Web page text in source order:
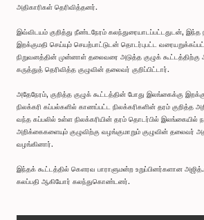
அதிகாரிகள் தெரிவித்தனர்.
இவ்விடயம் குறித்து நீண்டநேரம் கலந்துரையாடப்பட்டதுடன், இந்த
இறக்குமதி செய்யும் செயற்பாட்டுடன் தொடர்புபட்ட
நிறுவனத்தின் முன்னாள் தலைவரை அடுத்த குழுக் கூட்டத்திற்கு
கருத்துத் தெரிவித்த குழுவின் தலைவர் குறிப்பிட்டார்.
அதேநேரம், குறித்த குழுக் கூட்டத்தின் போது இலங்கைக்கு
நிலக்கரி கப்பல்களில் காணப்பட்ட நிலக்கரிகளின் தரம் குறித்த
வந்த கப்பலில் உள்ள நிலக்கரியின் தரம் தொடர்பில்
அறிக்கைகளையும் குழுவிற்கு வழங்குமாறும் குழுவின் தலைவர்
வழங்கினார்.
இந்தக் கூட்டத்தில் கௌரவ பாராளுமன்ற உறுப்பினர்களான
கலப்பதி ஆகியோர் கலந்துகொண்டனர்.